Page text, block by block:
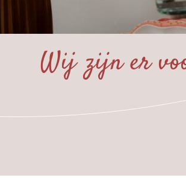
Wij zijn er